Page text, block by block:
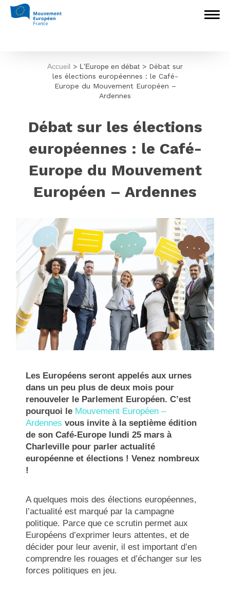
Accueil > L'Europe en débat > Débat sur
les élections européennes : le Café-
Europe du Mouvement Européen –
Ardennes
Débat sur les élections
européennes : le Café-
Europe du Mouvement
Européen – Ardennes
Les Européens seront appelés aux urnes
dans un peu plus de deux mois pour
renouveler le Parlement Européen. C’est
pourquoi le Mouvement Européen –
Ardennes vous invite à la septième édition
de son Café-Europe lundi 25 mars à
Charleville pour parler actualité
européenne et élections ! Venez nombreux
!
A quelques mois des élections européennes,
l’actualité est marqué par la campagne
politique. Parce que ce scrutin permet aux
Européens d’exprimer leurs attentes, et de
décider pour leur avenir, il est important d’en
comprendre les rouages et d’échanger sur les
forces politiques en jeu.